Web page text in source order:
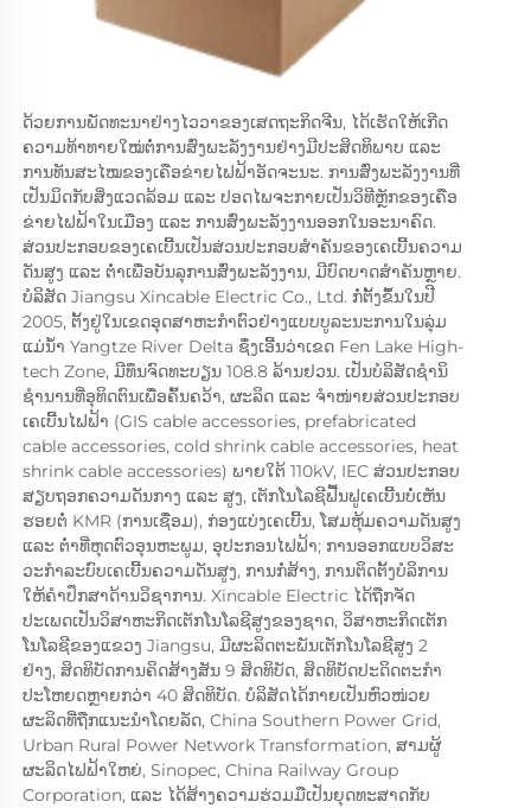
ດ້ວຍການພັດທະນາຢ່າງໄວວາຂອງເສດຖະກິດຈີນ, ໄດ້ເຮັດໃຫ້ເກີດ
ຄວາມທ້າທາຍໃໝ່ຕໍ່ການສົ່ງພະລັງງານຢ່າງມີປະສິດທິພາບ ແລະ
ການທັນສະໄໝຂອງເຄືອຂ່າຍໄຟຟ້າອັດຈະນະ. ການສົ່ງພະລັງງານທີ່
ເປັນມິດກັບສິ່ງແວດລ້ອມ ແລະ ປອດໄພຈະກາຍເປັນວິທີຫຼັກຂອງເຄືອ
ຂ່າຍໄຟຟ້າໃນເມືອງ ແລະ ການສົ່ງພະລັງງານອອກໃນອະນາຄົດ.
ສ່ວນປະກອບຂອງເຄເບີ້ນເປັນສ່ວນປະກອບສໍາຄັນຂອງເຄເບີ້ນຄວາມ
ດັນສູງ ແລະ ຕໍ່າເພື່ອບັນລຸການສົ່ງພະລັງງານ, ມີບົດບາດສໍາຄັນຫຼາຍ.
ບໍລິສັດ Jiangsu Xincable Electric Co., Ltd. ກໍ່ຕັ້ງຂຶ້ນໃນປີ
2005, ຕັ້ງຢູ່ໃນເຂດອຸດສາຫະກໍາຕົວຢ່າງແບບບູລະນະການໃນລຸ່ມ
ແມ່ນ້ໍາ Yangtze River Delta ຊຶ່ງເອີ້ນວ່າເຂດ Fen Lake High-
tech Zone, ມີທຶນຈົດທະບຽນ 108.8 ລ້ານຢວນ. ເປັນບໍລິສັດຊໍານິ
ຊໍານານທີ່ອຸທິດຕົນເພື່ອຄົ້ນຄວ້າ, ຜະລິດ ແລະ ຈໍາໜ່າຍສ່ວນປະກອບ
ເຄເບີ້ນໄຟຟ້າ (GIS cable accessories, prefabricated
cable accessories, cold shrink cable accessories, heat
shrink cable accessories) ພາຍໃຕ້ 110kV, IEC ສ່ວນປະກອບ
ສຽບຖອກຄວາມດັນກາງ ແລະ ສູງ, ເຕັກໂນໂລຊີຟື້ນຟູເຄເບີ້ນບໍ່ເຫັນ
ຮອຍຕໍ່ KMR (ການເຊື່ອມ), ກ່ອງແບ່ງເຄເບີ້ນ, ໂສມຫຸ້ມຄວາມດັນສູງ
ແລະ ຕໍ່າທີ່ຫຸດຕົວອຸນຫະພູມ, ອຸປະກອນໄຟຟ້າ; ການອອກແບບວິສະ
ວະກໍາລະບົບເຄເບີ້ນຄວາມດັນສູງ, ການກໍ່ສ້າງ, ການຕິດຕັ້ງບໍລິການ
ໃຫ້ຄໍາປຶກສາດ້ານວິຊາການ. Xincable Electric ໄດ້ຖືກຈັດ
ປະເພດເປັນວິສາຫະກິດເຕັກໂນໂລຊີສູງຂອງຊາດ, ວິສາຫະກິດເຕັກ
ໂນໂລຊີຂອງແຂວງ Jiangsu, ມີຜະລິດຕະພັນເຕັກໂນໂລຊີສູງ 2
ຢ່າງ, ສິດທິບັດການຄິດສ້າງສັນ 9 ສິດທິບັດ, ສິດທິບັດປະດິດຕະກໍາ
ປະໂຫຍດຫຼາຍກວ່າ 40 ສິດທິບັດ. ບໍລິສັດໄດ້ກາຍເປັນຫົວໜ່ວຍ
ຜະລິດທີ່ຖືກແນະນໍາໂດຍລັດ, China Southern Power Grid,
Urban Rural Power Network Transformation, ສາມຜູ້
ຜະລິດໄຟຟ້າໃຫຍ່, Sinopec, China Railway Group
Corporation, ແລະ ໄດ້ສ້າງຄວາມຮ່ວມມືເປັນຍຸດທະສາດກັບ